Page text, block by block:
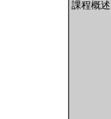
課程概述